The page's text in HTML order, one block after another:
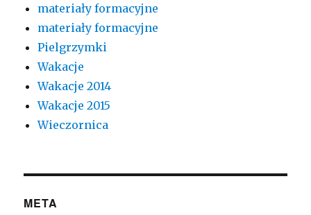
materiały formacyjne
materiały formacyjne
Pielgrzymki
Wakacje
Wakacje 2014
Wakacje 2015
Wieczornica
META